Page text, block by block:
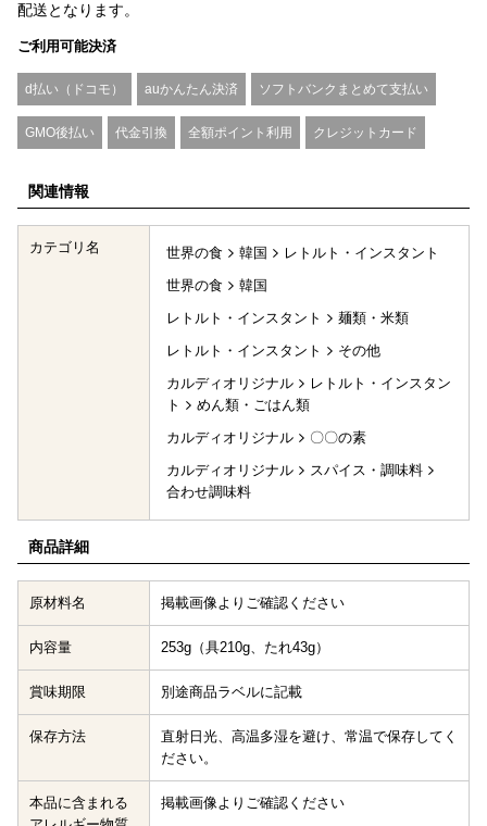
配送となります。
ご利用可能決済
d払い（ドコモ） auかんたん決済 ソフトバンクまとめて支払い
GMO後払い 代金引換 全額ポイント利用 クレジットカード
関連情報
カテゴリ名 世界の食 韓国
レトルト・インスタント
世界の食
韓国
レトルト・インスタント
麺類・米類
レトルト・インスタント
その他
カルディオリジナル
レトルト・インスタン
ト
めん類・ごはん類
カルディオリジナル
〇〇の素
カルディオリジナル
スパイス・調味料
合わせ調味料
商品詳細
原材料名 掲載画像よりご確認ください
内容量 253g（具210g、たれ43g）
賞味期限 別途商品ラベルに記載
保存方法
直射日光、高温多湿を避け、常温で保存してく
ださい。
本品に含まれる
掲載画像よりご確認ください